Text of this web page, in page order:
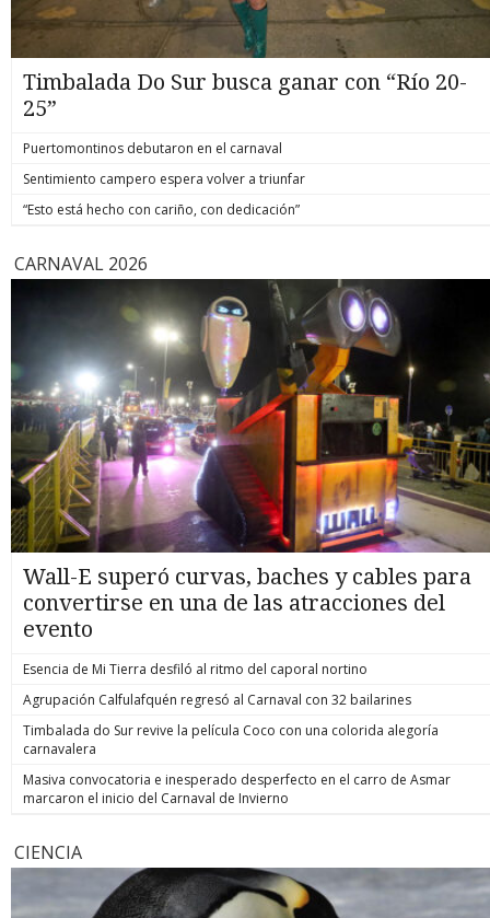
Timbalada Do Sur busca ganar con “Río 20-
25”
Puertomontinos debutaron en el carnaval
Sentimiento campero espera volver a triunfar
“Esto está hecho con cariño, con dedicación”
CARNAVAL 2026
Wall-E superó curvas, baches y cables para
convertirse en una de las atracciones del
evento
Esencia de Mi Tierra desfiló al ritmo del caporal nortino
Agrupación Calfulafquén regresó al Carnaval con 32 bailarines
Timbalada do Sur revive la película Coco con una colorida alegoría
carnavalera
Masiva convocatoria e inesperado desperfecto en el carro de Asmar
marcaron el inicio del Carnaval de Invierno
CIENCIA